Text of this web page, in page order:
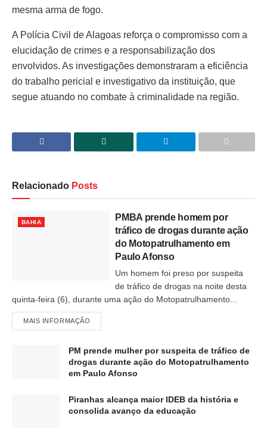
mesma arma de fogo.
A Polícia Civil de Alagoas reforça o compromisso com a
elucidação de crimes e a responsabilização dos
envolvidos. As investigações demonstraram a eficiência
do trabalho pericial e investigativo da instituição, que
segue atuando no combate à criminalidade na região.
Relacionado Posts
BAHIA
PMBA prende homem por
tráfico de drogas durante ação
do Motopatrulhamento em
Paulo Afonso
Um homem foi preso por suspeita
de tráfico de drogas na noite desta
quinta-feira (6), durante uma ação do Motopatrulhamento...
MAIS INFORMAÇÃO
PM prende mulher por suspeita de tráfico de
drogas durante ação do Motopatrulhamento
em Paulo Afonso
Piranhas alcança maior IDEB da história e
consolida avanço da educação